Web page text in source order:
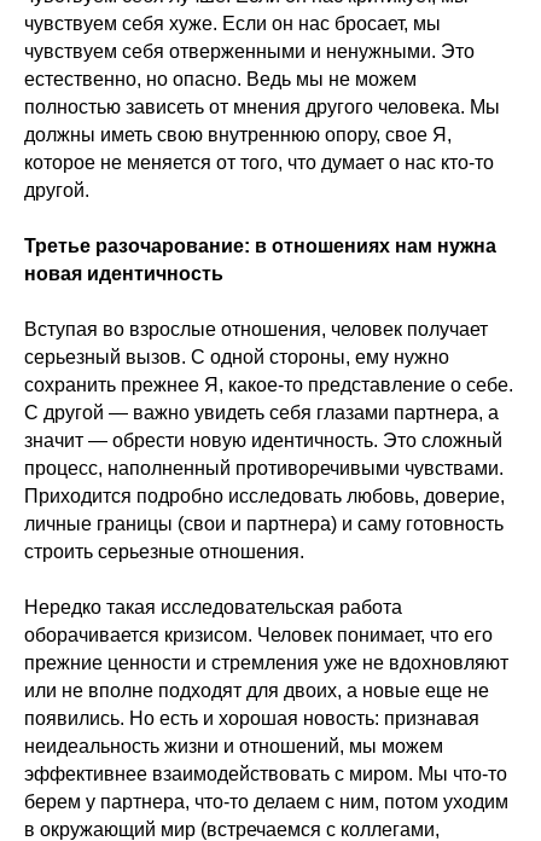
чувствуем себя хуже. Если он нас бросает, мы
чувствуем себя отверженными и ненужными. Это
естественно, но опасно. Ведь мы не можем
полностью зависеть от мнения другого человека. Мы
должны иметь свою внутреннюю опору, свое Я,
которое не меняется от того, что думает о нас кто-то
другой.
Третье разочарование: в отношениях нам нужна
новая идентичность
Вступая во взрослые отношения, человек получает
серьезный вызов. С одной стороны, ему нужно
сохранить прежнее Я, какое-то представление о себе.
С другой — важно увидеть себя глазами партнера, а
значит — обрести новую идентичность. Это сложный
процесс, наполненный противоречивыми чувствами.
Приходится подробно исследовать любовь, доверие,
личные границы (свои и партнера) и саму готовность
строить серьезные отношения.
Нередко такая исследовательская работа
оборачивается кризисом. Человек понимает, что его
прежние ценности и стремления уже не вдохновляют
или не вполне подходят для двоих, а новые еще не
появились. Но есть и хорошая новость: признавая
неидеальность жизни и отношений, мы можем
эффективнее взаимодействовать с миром. Мы что-то
берем у партнера, что-то делаем с ним, потом уходим
в окружающий мир (встречаемся с коллегами,